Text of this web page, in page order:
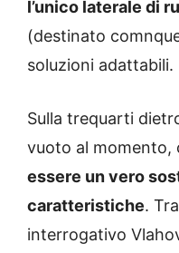
l’unico laterale di
(destinato
soluzioni adattabili.
Sulla trequarti
vuoto al momento,
essere un vero
caratteristiche.
interrogativo